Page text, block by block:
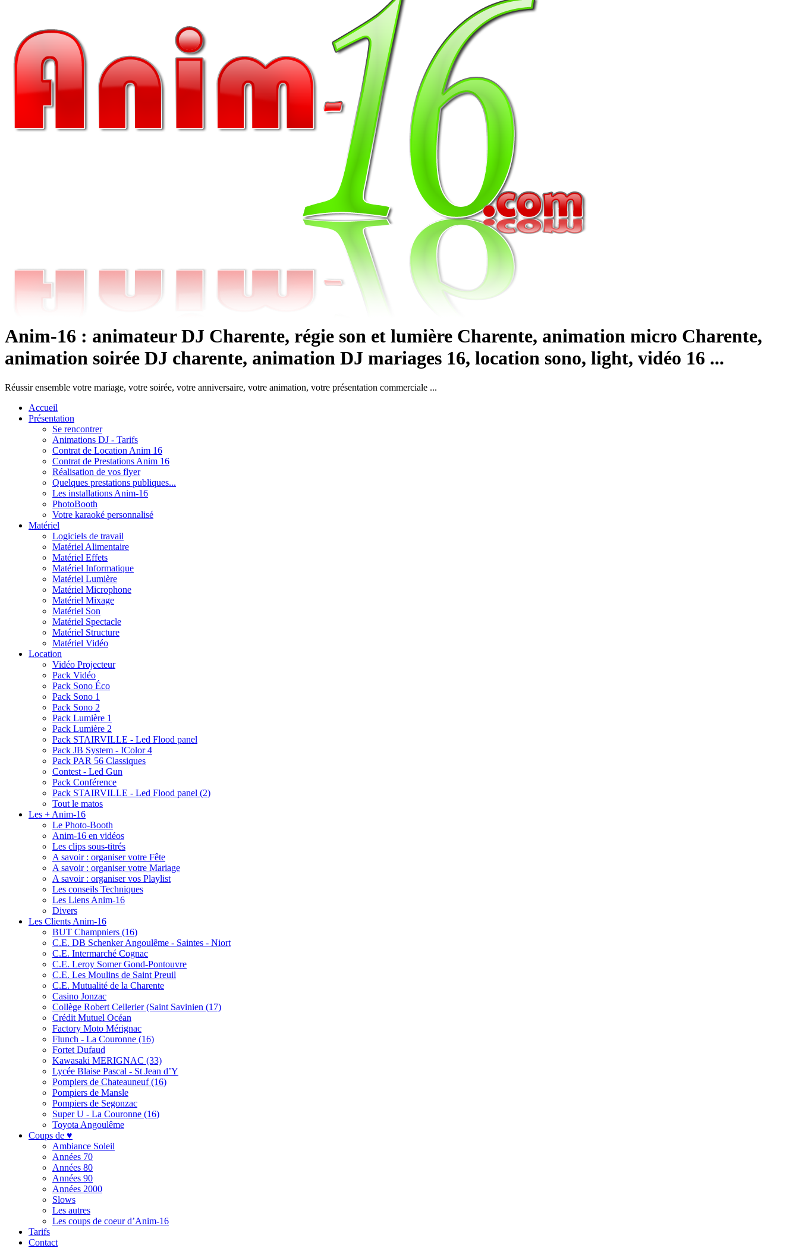
Anim-16 : animateur DJ Charente, régie son et lumière Charente, animation micro Charente,
animation soirée DJ charente, animation DJ mariages 16, location sono, light, vidéo 16 ...
Réussir ensemble votre mariage, votre soirée, votre anniversaire, votre animation, votre présentation commerciale ...
Accueil
Présentation
Se rencontrer
Animations DJ - Tarifs
Contrat de Location Anim 16
Contrat de Prestations Anim 16
Réalisation de vos flyer
Quelques prestations publiques...
Les installations Anim-16
PhotoBooth
Votre karaoké personnalisé
Matériel
Logiciels de travail
Matériel Alimentaire
Matériel Effets
Matériel Informatique
Matériel Lumière
Matériel Microphone
Matériel Mixage
Matériel Son
Matériel Spectacle
Matériel Structure
Matériel Vidéo
Location
Vidéo Projecteur
Pack Vidéo
Pack Sono Éco
Pack Sono 1
Pack Sono 2
Pack Lumière 1
Pack Lumière 2
Pack STAIRVILLE - Led Flood panel
Pack JB System - IColor 4
Pack PAR 56 Classiques
Contest - Led Gun
Pack Conférence
Pack STAIRVILLE - Led Flood panel (2)
Tout le matos
Les + Anim-16
Le Photo-Booth
Anim-16 en vidéos
Les clips sous-titrés
A savoir : organiser votre Fête
A savoir : organiser votre Mariage
A savoir : organiser vos Playlist
Les conseils Techniques
Les Liens Anim-16
Divers
Les Clients Anim-16
BUT Champniers (16)
C.E. DB Schenker Angoulême - Saintes - Niort
C.E. Intermarché Cognac
C.E. Leroy Somer Gond-Pontouvre
C.E. Les Moulins de Saint Preuil
C.E. Mutualité de la Charente
Casino Jonzac
Collège Robert Cellerier (Saint Savinien (17)
Crédit Mutuel Océan
Factory Moto Mérignac
Flunch - La Couronne (16)
Fortet Dufaud
Kawasaki MERIGNAC (33)
Lycée Blaise Pascal - St Jean d’Y
Pompiers de Chateauneuf (16)
Pompiers de Mansle
Pompiers de Segonzac
Super U - La Couronne (16)
Toyota Angoulême
Coups de ♥
Ambiance Soleil
Années 70
Années 80
Années 90
Années 2000
Slows
Les autres
Les coups de coeur d’Anim-16
Tarifs
Contact